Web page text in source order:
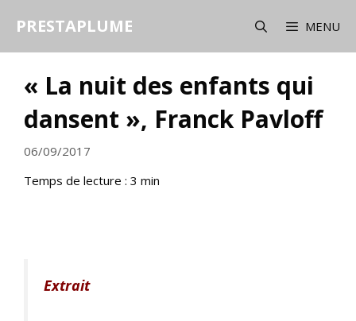
PRESTAPLUME MENU
« La nuit des enfants qui
dansent », Franck Pavloff
06/09/2017
Temps de lecture : 3 min
Extrait